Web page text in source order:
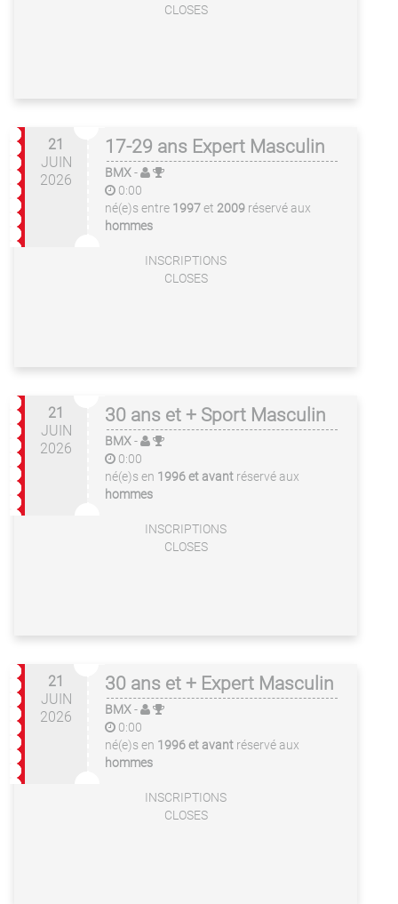
CLOSES
21
JUIN
2026
17-29 ans Expert Masculin
BMX-
0:00
né(e)s entre 1997et 2009 réservé aux
hommes
INSCRIPTIONS
CLOSES
21
JUIN
2026
30 ans et + Sport Masculin
BMX-
0:00
né(e)s en 1996 et avant réservé aux
hommes
INSCRIPTIONS
CLOSES
21
JUIN
2026
30 ans et + Expert Masculin
BMX-
0:00
né(e)s en 1996 et avant réservé aux
hommes
INSCRIPTIONS
CLOSES